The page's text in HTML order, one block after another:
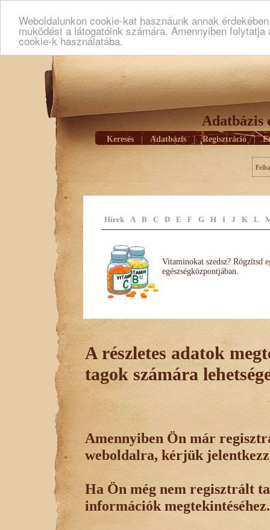
Weboldalunkon cookie-kat hasznáunk annak
muködést a látogatóink számára. Amennyiben
cookie-k használatába.
Adatbázis
Keresés Adatbázis | Regisztráció |
Hírek A B C D E F G H I J K L
Vitaminokat szedsz? Rögzítsd
egészségközpontjában.
A részletes adatok
tagok számára
Amennyiben Ön már
weboldalra, kérjük
Ha Ön még nem regisztrált
információk megtekintéséhez.